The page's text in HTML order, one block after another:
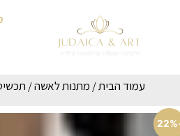
עמוד הבית/ מתנות לאשה/
-